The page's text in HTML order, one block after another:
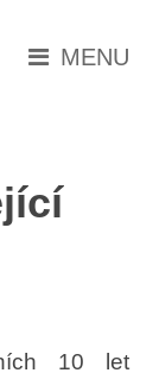
MENU
10 let